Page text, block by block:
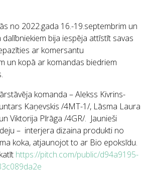
no 2022.gada 16.-19.septembrim un
bija iespēja attīstīt savas
ar komersantu
un kopā ar komandas biedriem
komanda – Alekss Kivrins-
Kaņevskis /4MT-1/, Lāsma Laura
Viktorija Pīrāga /4GR/. Jaunieši
– interjera dizaina produkti no
koka, atjaunojot to ar Bio epoksīdu.
https://pitch.com/public/d94a9195-